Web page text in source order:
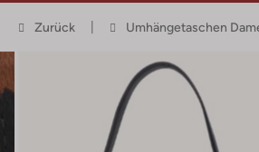
Zurück Umhängetaschen